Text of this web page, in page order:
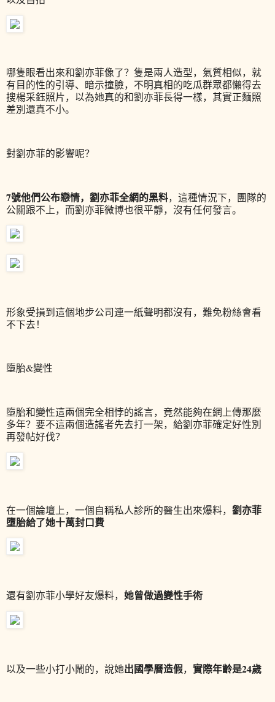
哪隻眼看出來和劉亦菲像了？隻是兩人造型，氣質相似，就
有目的性的引導、暗示撞臉，不明真相的吃瓜群眾都懶得去
搜楊采鈺照片，以為她真的和劉亦菲長得一樣，其實正麵照
差別還真不小。
對劉亦菲的影響呢？
7號他們公布戀情，劉亦菲全網的黑料，這種情況下，團隊的
公關跟不上，而劉亦菲微博也很平靜，沒有任何發言。
形象受損到這個地步公司連一紙聲明都沒有，難免粉絲會看
不下去！
墮胎&變性
墮胎和變性這兩個完全相悖的謠言，竟然能夠在網上傳那麼
多年？要不這兩個造謠者先去打一架，給劉亦菲確定好性別
再發帖好伐？
在一個論壇上，一個自稱私人診所的醫生出來爆料， 劉亦菲
墮胎給了她十萬封口費
還有劉亦菲小學好友爆料， 她曾做過變性手術
以及一些小打小鬧的，說她出國學曆造假， 實際年齡是24歲